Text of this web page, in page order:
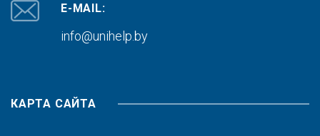
E-MAIL:
info@unihelp.by
КАРТА САЙТА